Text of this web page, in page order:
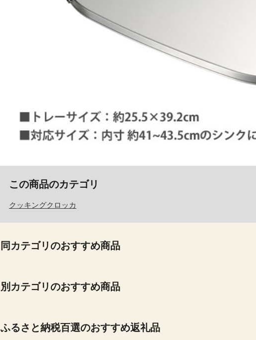
この商品のカテゴリ
クッキングクロッカ
同カテゴリのおすすめ商品
別カテゴリのおすすめ商品
ふるさと納税百選のおすすめ返礼品